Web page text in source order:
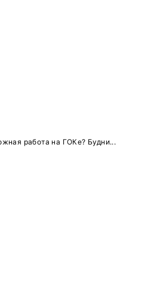
работа на ГОКе? Будни...